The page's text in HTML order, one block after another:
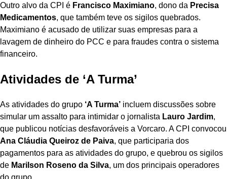
Outro alvo da CPI é Francisco Maximiano, dono da Precisa
Medicamentos, que também teve os sigilos quebrados.
Maximiano é acusado de utilizar suas empresas para a
lavagem de dinheiro do PCC e para fraudes contra o sistema
financeiro.
Atividades de ‘A Turma’
As atividades do grupo ‘A Turma’ incluem discussões sobre
simular um assalto para intimidar o jornalista Lauro Jardim,
que publicou notícias desfavoráveis a Vorcaro. A CPI convocou
Ana Cláudia Queiroz de Paiva, que participaria dos
pagamentos para as atividades do grupo, e quebrou os sigilos
de Marilson Roseno da Silva, um dos principais operadores
do grupo.